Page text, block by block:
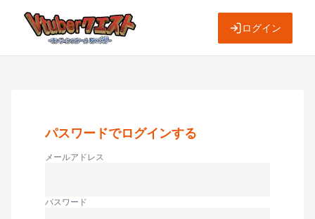
ログイン
パスワードでログインする
メールアドレス
パスワード